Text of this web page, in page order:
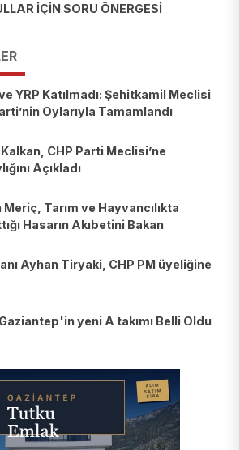
İÇİN SORU ÖNERGESİ
YRP Katılmadı: Şehitkamil Meclisi
Oylarıyla Tamamlandı
CHP Parti Meclisi’ne
Açıkladı
Meriç, Tarım ve Hayvancılıkta
Hasarın Akıbetini Bakan
Ayhan Tiryaki, CHP PM üyeliğine
yeni A takımı Belli Oldu